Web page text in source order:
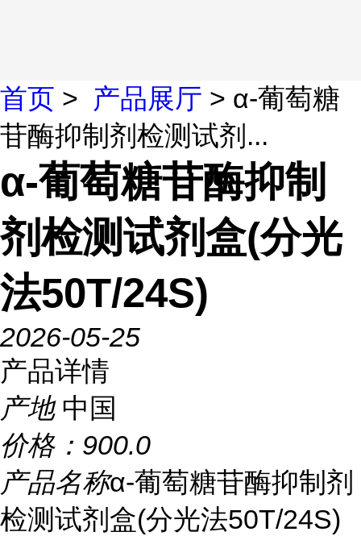
首页 > 产品展厅 > α-葡萄糖
苷酶抑制剂检测试剂...
α-葡萄糖苷酶抑制
剂检测试剂盒(分光
法50T/24S)
2026-05-25
产品详情
产地 中国
价格： 900.0
产品名称α-葡萄糖苷酶抑制剂
检测试剂盒(分光法50T/24S)